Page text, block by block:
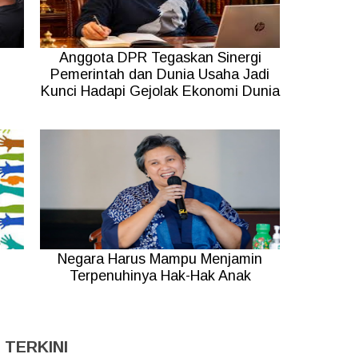
Anggota DPR Tegaskan Sinergi
Pemerintah dan Dunia Usaha Jadi
Kunci Hadapi Gejolak Ekonomi Dunia
Negara Harus Mampu Menjamin
Terpenuhinya Hak-Hak Anak
TERKINI